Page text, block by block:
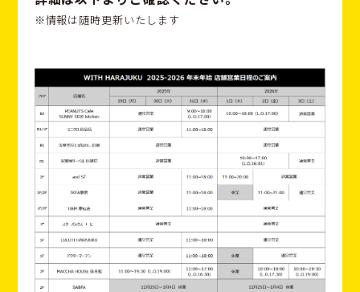
※情報は随時更新いたします